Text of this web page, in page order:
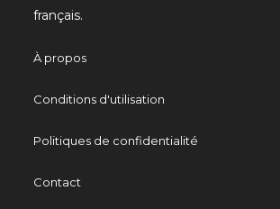
français.
À propos
Conditions d'utilisation
Politiques de confidentialité
Contact